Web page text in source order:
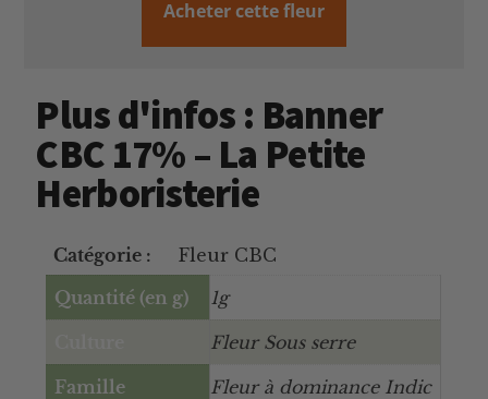
Acheter cette fleur
Plus d'infos : Banner
CBC 17% – La Petite
Herboristerie
Catégorie :
Fleur CBC
Quantité (en g)
1g
Fleur Sous serre
Famille
Fleur à dominance Indic